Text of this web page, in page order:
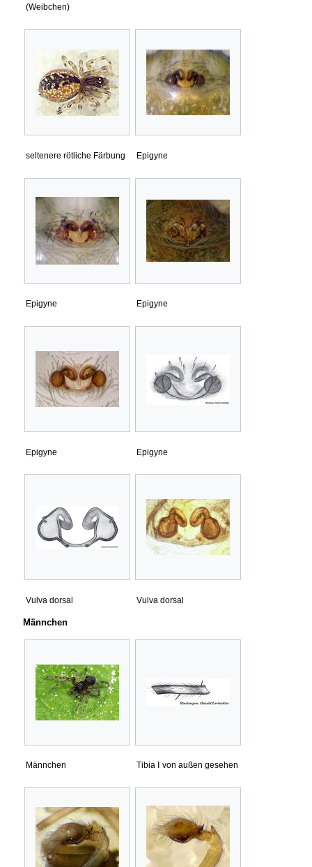
(Weibchen)
seltenere rötliche Färbung Epigyne
Epigyne Epigyne
Epigyne Epigyne
Vulva dorsal Vulva dorsal
Männchen
Männchen Tibia Ⅰ von außen gesehen